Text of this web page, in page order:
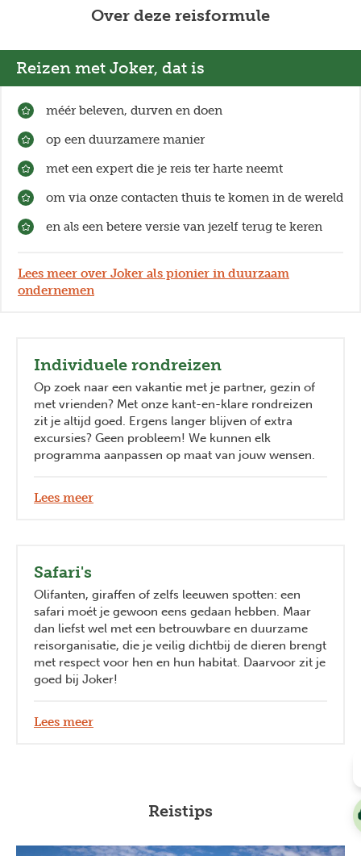
Over deze reisformule
Reizen met Joker, dat is
méér beleven, durven en doen
op een duurzamere manier
met een expert die je reis ter harte neemt
om via onze contacten thuis te komen in de wereld
en als een betere versie van jezelf terug te keren
Lees meer over Joker als pionier in duurzaam
ondernemen
Individuele rondreizen
Op zoek naar een vakantie met je partner, gezin of
met vrienden? Met onze kant-en-klare rondreizen
zit je altijd goed. Ergens langer blijven of extra
excursies? Geen probleem! We kunnen elk
programma aanpassen op maat van jouw wensen.
Lees meer
Safari's
Olifanten, giraffen of zelfs leeuwen spotten: een
safari moét je gewoon eens gedaan hebben. Maar
dan liefst wel met een betrouwbare en duurzame
reisorganisatie, die je veilig dichtbij de dieren brengt
met respect voor hen en hun habitat. Daarvoor zit je
goed bij Joker!
Lees meer
Reistips